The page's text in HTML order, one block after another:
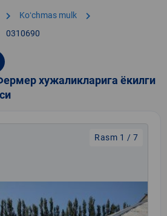
chevron_right Koʻchmas mulk chevron_right
0310690
хужаликларига ёкилги
Rasm 1 / 7